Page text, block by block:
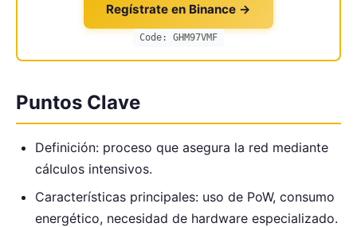
Regístrate en Binance →
Code: GHM97VMF
Puntos Clave
Definición: proceso que asegura la red mediante
cálculos intensivos.
Características principales: uso de PoW, consumo
energético, necesidad de hardware especializado.